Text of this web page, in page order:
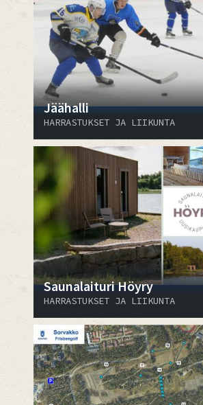
Jäähalli
HARRASTUKSET JA LIIKUNTA
Saunalaituri Höyry
HARRASTUKSET JA LIIKUNTA